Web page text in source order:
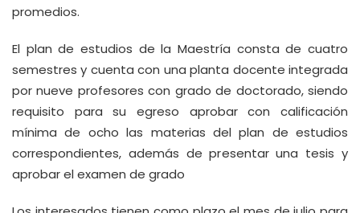
promedios.
El plan de estudios de la Maestría consta de cuatro
semestres y cuenta con una planta docente integrada
por nueve profesores con grado de doctorado, siendo
requisito para su egreso aprobar con calificación
mínima de ocho las materias del plan de estudios
correspondientes, además de presentar una tesis y
aprobar el examen de grado